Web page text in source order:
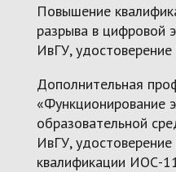
Повышение
разрыва в цифровой
ИвГУ,
Дополнительная
«Функционирование
образовательной
ИвГУ,
квалификации ИОС-